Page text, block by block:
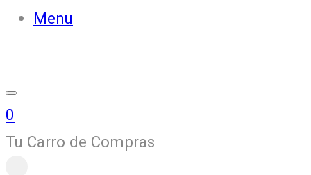
Menu
0
Tu Carro de Compras